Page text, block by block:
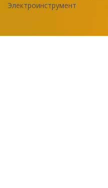
Электроинструмент